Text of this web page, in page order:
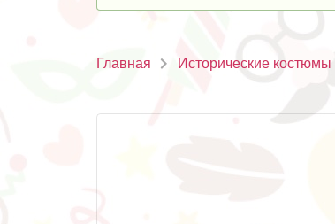
Главная Исторические костюмы